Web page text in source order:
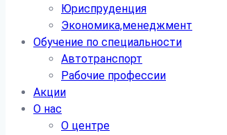
Юриспруденция
Экономика,менеджмент
Обучение по специальности
Автотранспорт
Рабочие профессии
Акции
О нас
О центре